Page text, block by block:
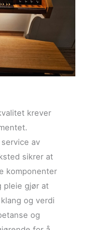
krever
av
sikrer at
komponenter
pleie gjør at
og verdi
og